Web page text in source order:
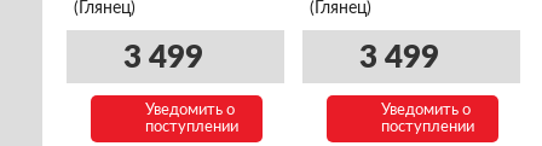
(Глянец)
3 499
Уведомить о
поступлении
(Глянец)
3 499
Уведомить о
поступлении